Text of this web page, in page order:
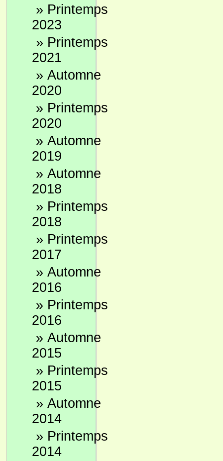
» Printemps
2023
» Printemps
2021
» Automne
2020
» Printemps
2020
» Automne
2019
» Automne
2018
» Printemps
2018
» Printemps
2017
» Automne
2016
» Printemps
2016
» Automne
2015
» Printemps
2015
» Automne
2014
» Printemps
2014